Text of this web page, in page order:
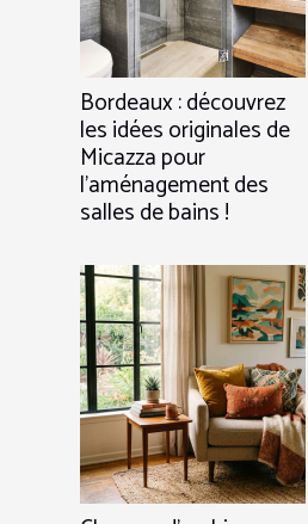
Bordeaux : découvrez
les idées originales de
Micazza pour
l’aménagement des
salles de bains !